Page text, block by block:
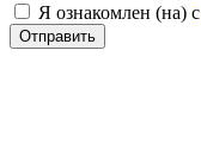
Я ознакомлен (на) с